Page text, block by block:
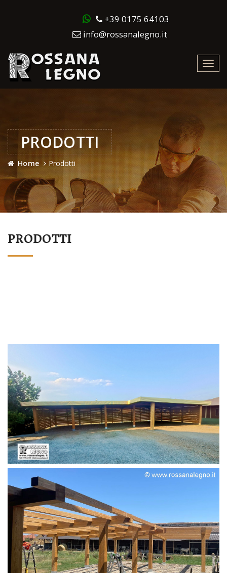
+39 0175 64103
info@rossanalegno.it
PRODOTTI
Home Prodotti
PRODOTTI
STRUTTURA